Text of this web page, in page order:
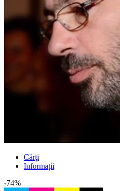
Cărți
Informații
-74%